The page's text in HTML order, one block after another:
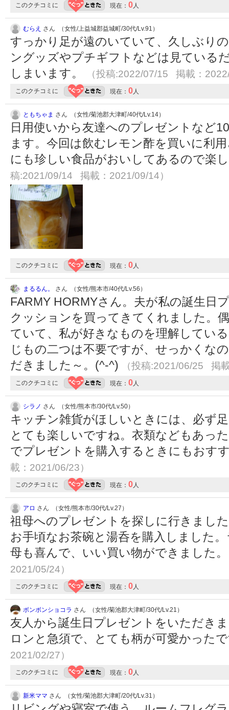
このクチコミに 現在： 0人
むらえ さん （女性/上益城郡益城町/30代/Lv.91）
すっかり足が遠のいていて、久しぶり
ングッズやプチギフトなどは見ている
しまいます。
（投稿:2022/07/15 掲載：
このクチコミに 現在： 0人
ともちゃま さん （女性/菊池郡大津町/40代/Lv.14）
日用使いから友達へのプレゼントなど
ます。今回は飲むレモン酢を買いに利
にも珍しい食品がおいしてあるので楽
稿:2021/09/14 掲載：2021/09/14）
このクチコミに 現在： 0人
まるるん。 さん （女性/熊本市/40代/Lv.56）
FARMY HORMYさん。夫が私の誕生日
クッションを買ってきてくれました。
ていて、私が好きなものを理解してい
じもの二つは不要ですが、せっかくな
だきました～。(^-^)
（投稿:2021/06/25 掲
このクチコミに 現在： 0人
シラノ さん （女性/熊本市/30代/Lv.50）
キッチン雑貨がほしいときには、必ず
とても楽しいですね。衣類などもあっ
でプレゼントを購入するときにもおす
載：2021/06/23）
このクチコミに 現在： 0人
アロ さん （女性/熊本市/30代/Lv.27）
祖母へのプレゼントを探しに行きまし
お手頃なお茶碗と湯呑を購入しました
母も喜んで、いい買い物ができました
2021/05/24）
このクチコミに 現在： 0人
ボンボンショコラ さん （女性/菊池郡大津町/30代/Lv.21）
友人から誕生日プレゼントをいただき
ロンと急須で、とても柄が可愛かった
2021/02/27）
このクチコミに 現在： 0人
新米ママ さん （女性/菊池郡大津町/20代/Lv.31）